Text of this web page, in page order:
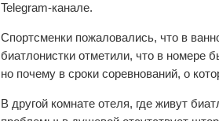
Telegram-канале.
Спортсменки пожаловались, что в
биатлонистки отметили, что в
но почему в сроки соревнований, о
В другой комнате отеля, где живут